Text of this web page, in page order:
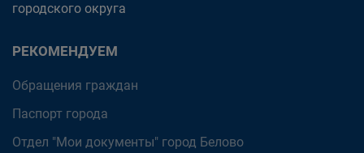
городского округа
РЕКОМЕНДУЕМ
Обращения граждан
Паспорт города
Отдел "Мои документы" город Белово